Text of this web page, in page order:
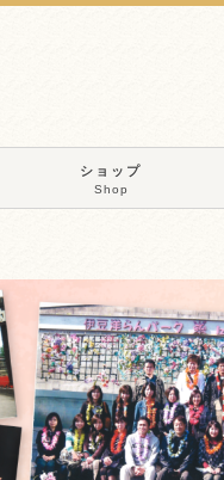
ショップ
Shop